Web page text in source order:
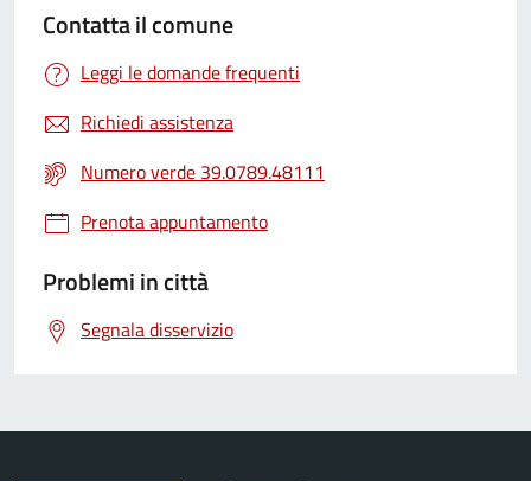
Contatta il comune
Leggi le domande frequenti
Richiedi assistenza
Numero verde 39.0789.48111
Prenota appuntamento
Problemi in città
Segnala disservizio